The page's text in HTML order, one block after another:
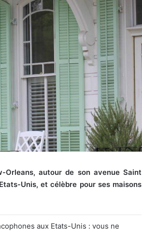
autour de son avenue Saint
Unis, et célèbre pour ses maisons
aux Etats-Unis : vous ne